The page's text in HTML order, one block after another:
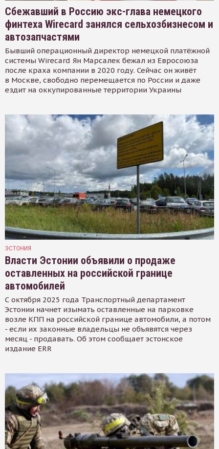
Сбежавший в Россию экс-глава немецкого
финтеха Wirecard занялся сельхозбизнесом и
автозапчастями
Бывший операционный директор немецкой платёжной
системы Wirecard Ян Марсалек бежал из Евросоюза
после краха компании в 2020 году. Сейчас он живёт
в Москве, свободно перемещается по России и даже
ездит на оккупированные территории Украины
ЭСТОНИЯ
Власти Эстонии объявили о продаже
оставленных на российской границе
автомобилей
С октября 2025 года Транспортный департамент
Эстонии начнет изымать оставленные на парковке
возле КПП на российской границе автомобили, а потом
- если их законные владельцы не объявятся через
месяц - продавать. Об этом сообщает эстонское
издание ERR